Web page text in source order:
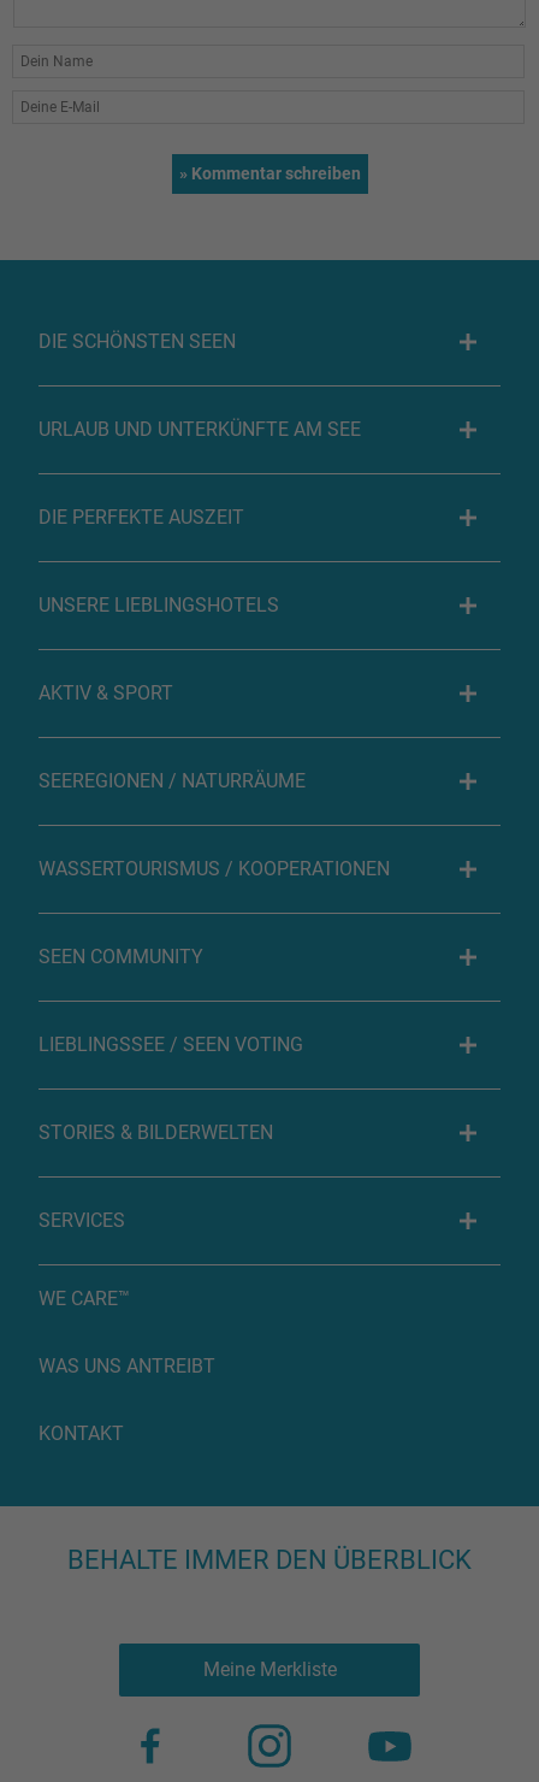
DIE SCHÖNSTEN SEEN
URLAUB UND UNTERKÜNFTE AM SEE
DIE PERFEKTE AUSZEIT
UNSERE LIEBLINGSHOTELS
AKTIV & SPORT
SEEREGIONEN / NATURRÄUME
WASSERTOURISMUS / KOOPERATIONEN
SEEN COMMUNITY
LIEBLINGSSEE / SEEN VOTING
STORIES & BILDERWELTEN
SERVICES
WE CARE™
WAS UNS ANTREIBT
KONTAKT
BEHALTE IMMER DEN ÜBERBLICK
Meine Merkliste